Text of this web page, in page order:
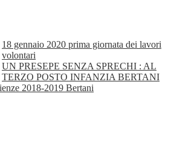
18 gennaio 2020 prima giornata dei lavori
volontari
UN PRESEPE SENZA SPRECHI : AL
TERZO POSTO INFANZIA BERTANI
2018-2019 Bertani